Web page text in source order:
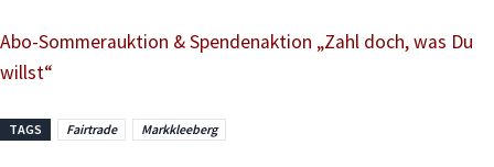
Abo-Sommerauktion & Spendenaktion „Zahl doch, was Du
willst“
TAGS Fairtrade Markkleeberg